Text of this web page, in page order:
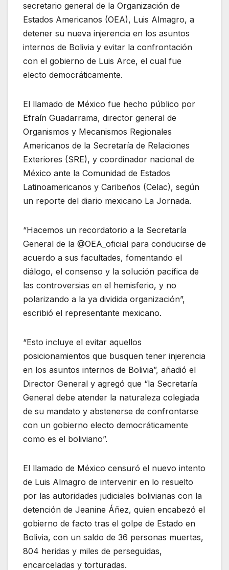
secretario general de la Organización de
Estados Americanos (OEA), Luis Almagro, a
detener su nueva injerencia en los asuntos
internos de Bolivia y evitar la confrontación
con el gobierno de Luis Arce, el cual fue
electo democráticamente.
El llamado de México fue hecho público por
Efraín Guadarrama, director general de
Organismos y Mecanismos Regionales
Americanos de la Secretaría de Relaciones
Exteriores (SRE), y coordinador nacional de
México ante la Comunidad de Estados
Latinoamericanos y Caribeños (Celac), según
un reporte del diario mexicano La Jornada.
“Hacemos un recordatorio a la Secretaría
General de la @OEA_oficial para conducirse de
acuerdo a sus facultades, fomentando el
diálogo, el consenso y la solución pacífica de
las controversias en el hemisferio, y no
polarizando a la ya dividida organización”,
escribió el representante mexicano.
“Esto incluye el evitar aquellos
posicionamientos que busquen tener injerencia
en los asuntos internos de Bolivia”, añadió el
Director General y agregó que “la Secretaría
General debe atender la naturaleza colegiada
de su mandato y abstenerse de confrontarse
con un gobierno electo democráticamente
como es el boliviano”.
El llamado de México censuró el nuevo intento
de Luis Almagro de intervenir en lo resuelto
por las autoridades judiciales bolivianas con la
detención de Jeanine Áñez, quien encabezó el
gobierno de facto tras el golpe de Estado en
Bolivia, con un saldo de 36 personas muertas,
804 heridas y miles de perseguidas,
encarceladas y torturadas.